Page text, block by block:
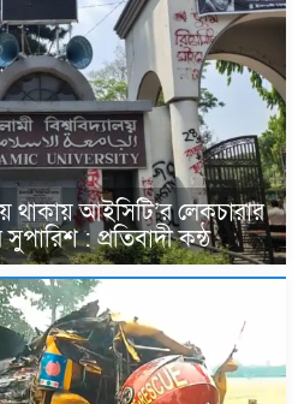
থাকায় আইসিটি’র লেকচারার
: প্রতিবাদী কন্ঠ